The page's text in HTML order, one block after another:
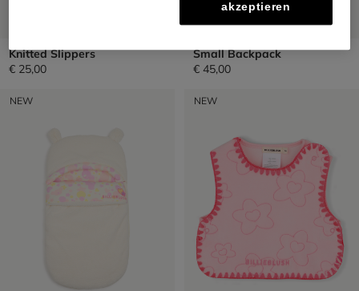
Knitted Slippers
€ 25,00
Small Backpack
€ 45,00
NEW NEW
akzeptieren